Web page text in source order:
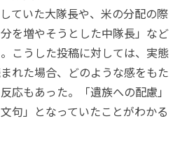
ていた大隊長や、米の分配の際
を増やそうとした中隊長」など
こうした投稿に対しては、実態
れた場合、どのような感をもた
応もあった。「遺族への配慮」
句」となっていたことがわかる